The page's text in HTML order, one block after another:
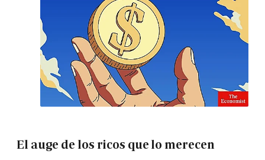
El auge de los ricos que lo merecen